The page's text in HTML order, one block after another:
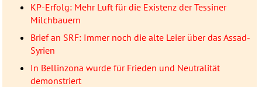
KP-Erfolg: Mehr Luft für die Existenz der Tessiner
Milchbauern
Brief an SRF: Immer noch die alte Leier über das Assad-
Syrien
In Bellinzona wurde für Frieden und Neutralität
demonstriert